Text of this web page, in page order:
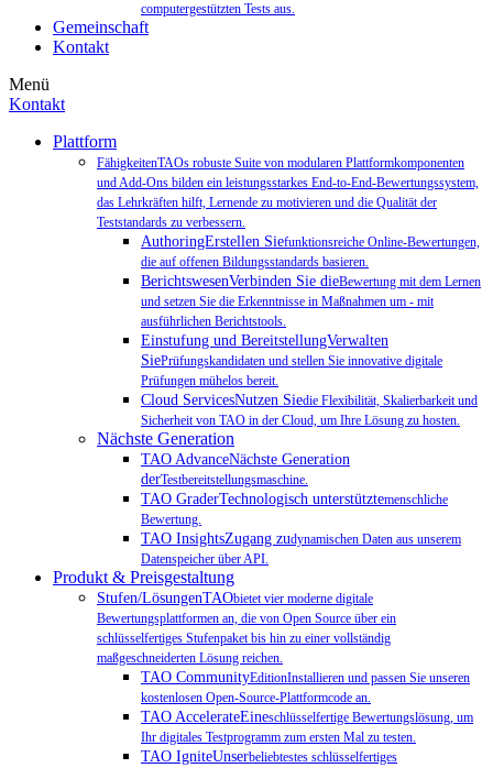
computergestützten Tests aus.
Gemeinschaft
Kontakt
Menü
Kontakt
Plattform
FähigkeitenTAOs robuste Suite von modularen Plattformkomponenten
und Add-Ons bilden ein leistungsstarkes End-to-End-Bewertungssystem,
das Lehrkräften hilft, Lernende zu motivieren und die Qualität der
Teststandards zu verbessern.
AuthoringErstellen Siefunktionsreiche Online-Bewertungen,
die auf offenen Bildungsstandards basieren.
BerichtswesenVerbinden Sie dieBewertung mit dem Lernen
und setzen Sie die Erkenntnisse in Maßnahmen um - mit
ausführlichen Berichtstools.
Einstufung und BereitstellungVerwalten
SiePrüfungskandidaten und stellen Sie innovative digitale
Prüfungen mühelos bereit.
Cloud ServicesNutzen Siedie Flexibilität, Skalierbarkeit und
Sicherheit von TAO in der Cloud, um Ihre Lösung zu hosten.
Nächste Generation
TAO AdvanceNächste Generation
derTestbereitstellungsmaschine.
TAO GraderTechnologisch unterstütztemenschliche
Bewertung.
TAO InsightsZugang zudynamischen Daten aus unserem
Datenspeicher über API.
Produkt & Preisgestaltung
Stufen/LösungenTAObietet vier moderne digitale
Bewertungsplattformen an, die von Open Source über ein
schlüsselfertiges Stufenpaket bis hin zu einer vollständig
maßgeschneiderten Lösung reichen.
TAO CommunityEditionInstallieren und passen Sie unseren
kostenlosen Open-Source-Plattformcode an.
TAO AccelerateEineschlüsselfertige Bewertungslösung, um
Ihr digitales Testprogramm zum ersten Mal zu testen.
TAO IgniteUnserbeliebtestes schlüsselfertiges